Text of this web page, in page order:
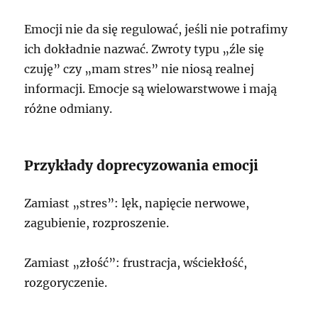
Emocji nie da się regulować, jeśli nie potrafimy
ich dokładnie nazwać. Zwroty typu „źle się
czuję” czy „mam stres” nie niosą realnej
informacji. Emocje są wielowarstwowe i mają
różne odmiany.
Przykłady doprecyzowania emocji
Zamiast „stres”: lęk, napięcie nerwowe,
zagubienie, rozproszenie.
Zamiast „złość”: frustracja, wściekłość,
rozgoryczenie.